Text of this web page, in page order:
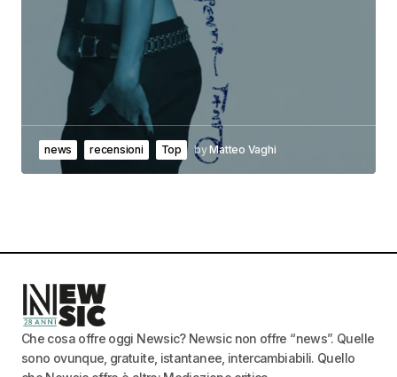
news recensioni Top byMatteo Vaghi
Che cosa offre oggi Newsic? Newsic non offre “news”. Quelle
sono ovunque, gratuite, istantanee, intercambiabili. Quello